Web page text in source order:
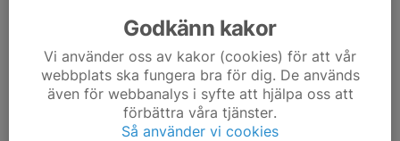
Godkänn kakor
Vi använder oss av kakor (cookies) för att vår
webbplats ska fungera bra för dig. De används
även för webbanalys i syfte att hjälpa oss att
förbättra våra tjänster.
Så använder vi cookies